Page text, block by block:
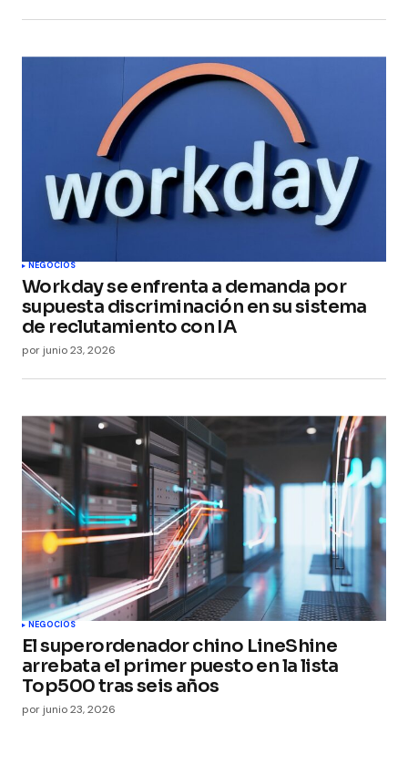
NEGOCIOS
Workday se enfrenta a demanda por
supuesta discriminación en su sistema
de reclutamiento con IA
por junio 23, 2026
NEGOCIOS
El superordenador chino LineShine
arrebata el primer puesto en la lista
Top500 tras seis años
por junio 23, 2026